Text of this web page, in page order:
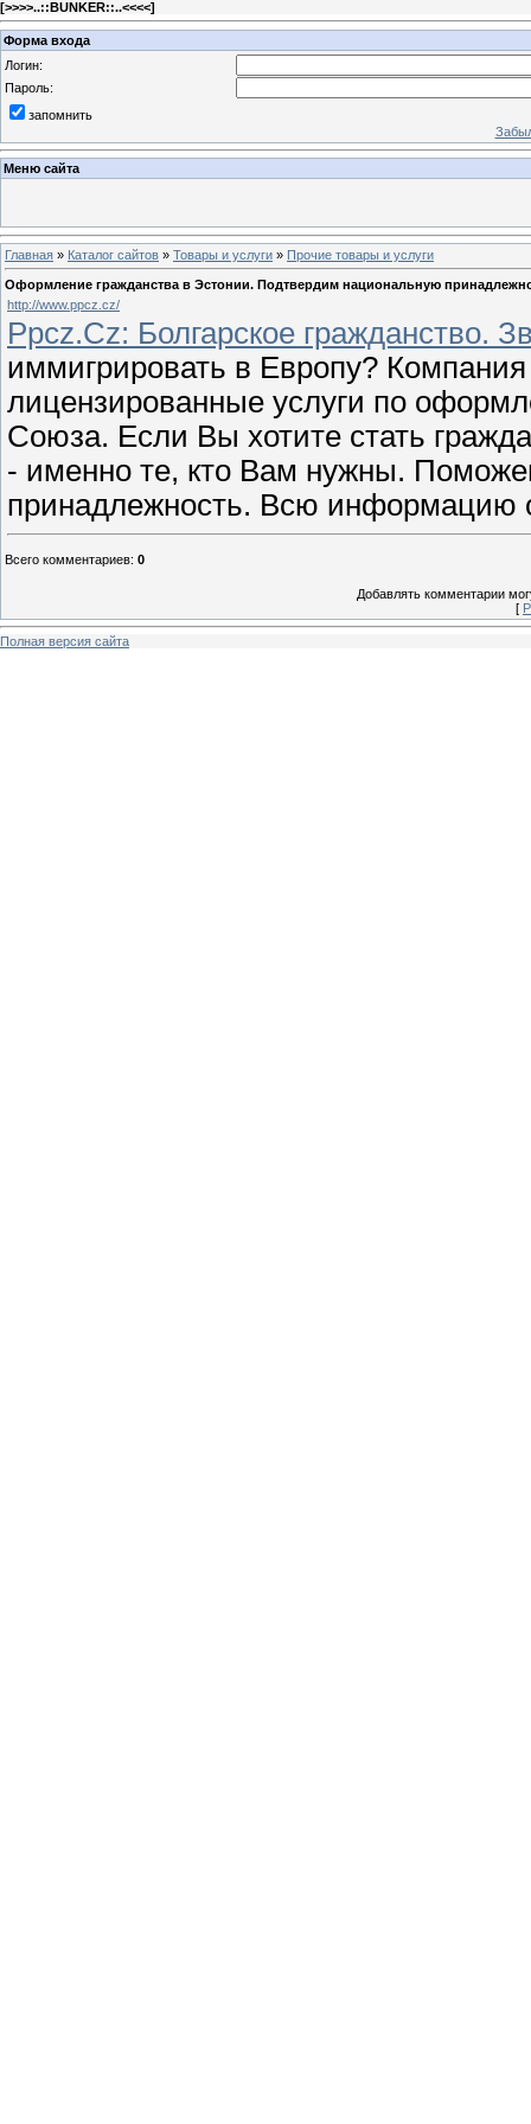
[>>>>..::BUNKER::..<<<<]
Форма входа
Логин:
Пароль:
запомнить
Меню сайта
Главная » Каталог сайтов » Товары и услуги » Прочие товары и услуги
Оформление гражданства в Эстонии. Подтвердим национальную
http://www.ppcz.cz/
Ppcz.Cz: Болгарское гражданство.
иммигрировать в Европу?
лицензированные услуги по
Союза. Если Вы хотите стать
- именно те, кто Вам нужны.
принадлежность. Всю информацию
Всего комментариев: 0
Добавлять комментарии
[
Полная версия сайта